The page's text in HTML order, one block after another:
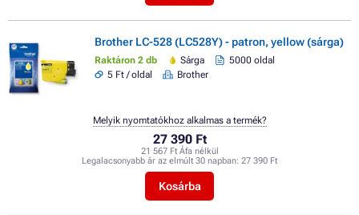
Brother LC-528 (LC528Y) - patron, yellow (sárga)
Raktáron 2 db Sárga
5000 oldal
5 Ft / oldal
Brother
27 390 Ft
21 567 Ft Áfa nélkül
Legalacsonyabb ár az elmúlt 30 napban: 27 390 Ft
Kosárba
Melyik nyomtatókhoz alkalmas a termék?